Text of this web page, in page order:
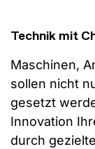
Technik mit
Maschinen,
sollen nicht
gesetzt
Innovation
durch